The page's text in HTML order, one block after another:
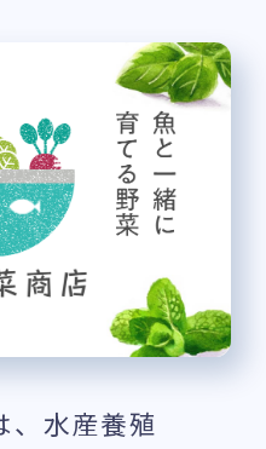
、水産養殖